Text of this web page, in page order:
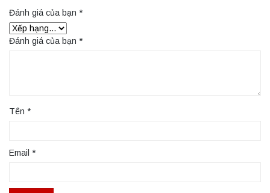
Đánh giá của bạn *
Đánh giá của bạn *
Tên *
Email *